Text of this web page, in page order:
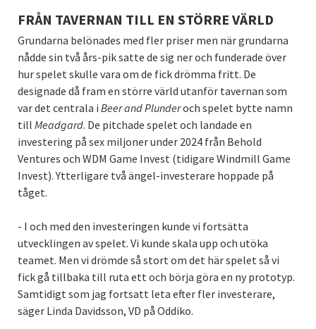
FRÅN TAVERNAN TILL EN STÖRRE VÄRLD
Grundarna belönades med fler priser men när grundarna
nådde sin två års-pik satte de sig ner och funderade över
hur spelet skulle vara om de fick drömma fritt. De
designade då fram en större värld utanför tavernan som
var det centrala i Beer and Plunderoch spelet bytte namn
till Meadgard. De pitchade spelet och landade en
investering på sex miljoner under 2024 från Behold
Ventures och WDM Game Invest (tidigare Windmill Game
Invest). Ytterligare två ängel-investerare hoppade på
tåget.
- I och med den investeringen kunde vi fortsätta
utvecklingen av spelet. Vi kunde skala upp och utöka
teamet. Men vi drömde så stort om det här spelet så vi
fick gå tillbaka till ruta ett och börja göra en ny prototyp.
Samtidigt som jag fortsatt leta efter fler investerare,
säger Linda Davidsson, VD på Oddiko.